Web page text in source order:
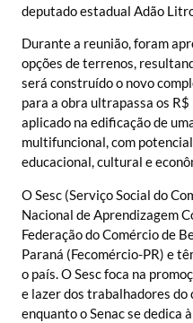
deputado estadual Adão
Durante a reunião, foram
opções de terrenos,
será construído o novo
para a obra ultrapassa os
aplicado na edificação de
multifuncional, com
educacional, cultural e
O Sesc (Serviço Social do
Nacional de Aprendizagem
Federação do Comércio de
Paraná (Fecomércio-PR) e
o país. O Sesc foca na
e lazer dos trabalhadores do
enquanto o Senac se dedica